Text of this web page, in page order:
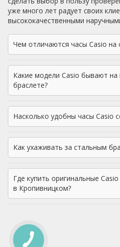
уже много лет радует своих
высококачественными
Чем отличаются часы Casio на
Какие модели Casio бывают на
браслете?
Насколько удобны часы Casio
Как ухаживать за стальным
Где купить оригинальные
в Кропивницком?